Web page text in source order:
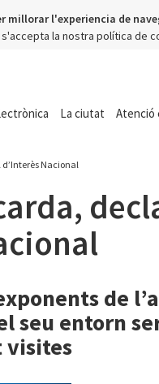
millorar l'experiencia de
la nostra política de
La ciutat Atenció
Nacional
de
seu entorn
visites